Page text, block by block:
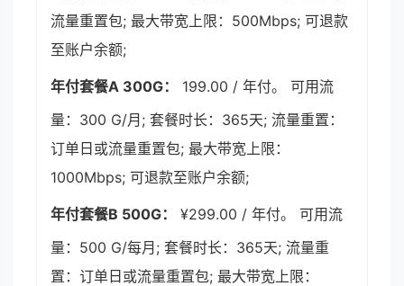
流量重置包; 最大带宽上限：500Mbps; 可退款
至账户余额;
年付套餐A 300G：
199.00 / 年付。 可用流
量：300 G/月; 套餐时长：365天; 流量重置：
订单日或流量重置包; 最大带宽上限：
1000Mbps; 可退款至账户余额;
年付套餐B 500G：
¥299.00 / 年付。 可用流
量：500 G/每月; 套餐时长：365天; 流量重
置：订单日或流量重置包; 最大带宽上限：